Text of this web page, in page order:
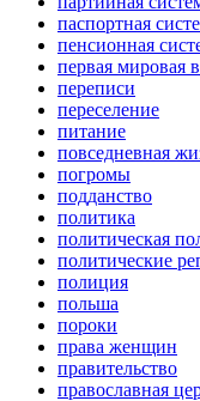
паспортная
пенсионная
первая мировая
переписи
переселение
питание
повседневная
погромы
подданство
политика
политическая
политические
полиция
польша
пороки
права женщин
правительство
православная